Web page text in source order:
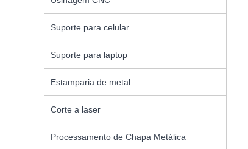
Suporte para celular
Suporte para laptop
Estamparia de metal
Corte a laser
Processamento de Chapa Metálica